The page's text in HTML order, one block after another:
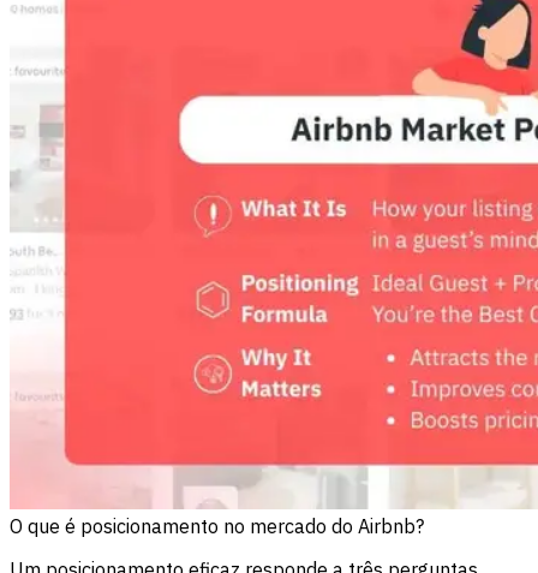
O que é posicionamento no mercado do Airbnb?